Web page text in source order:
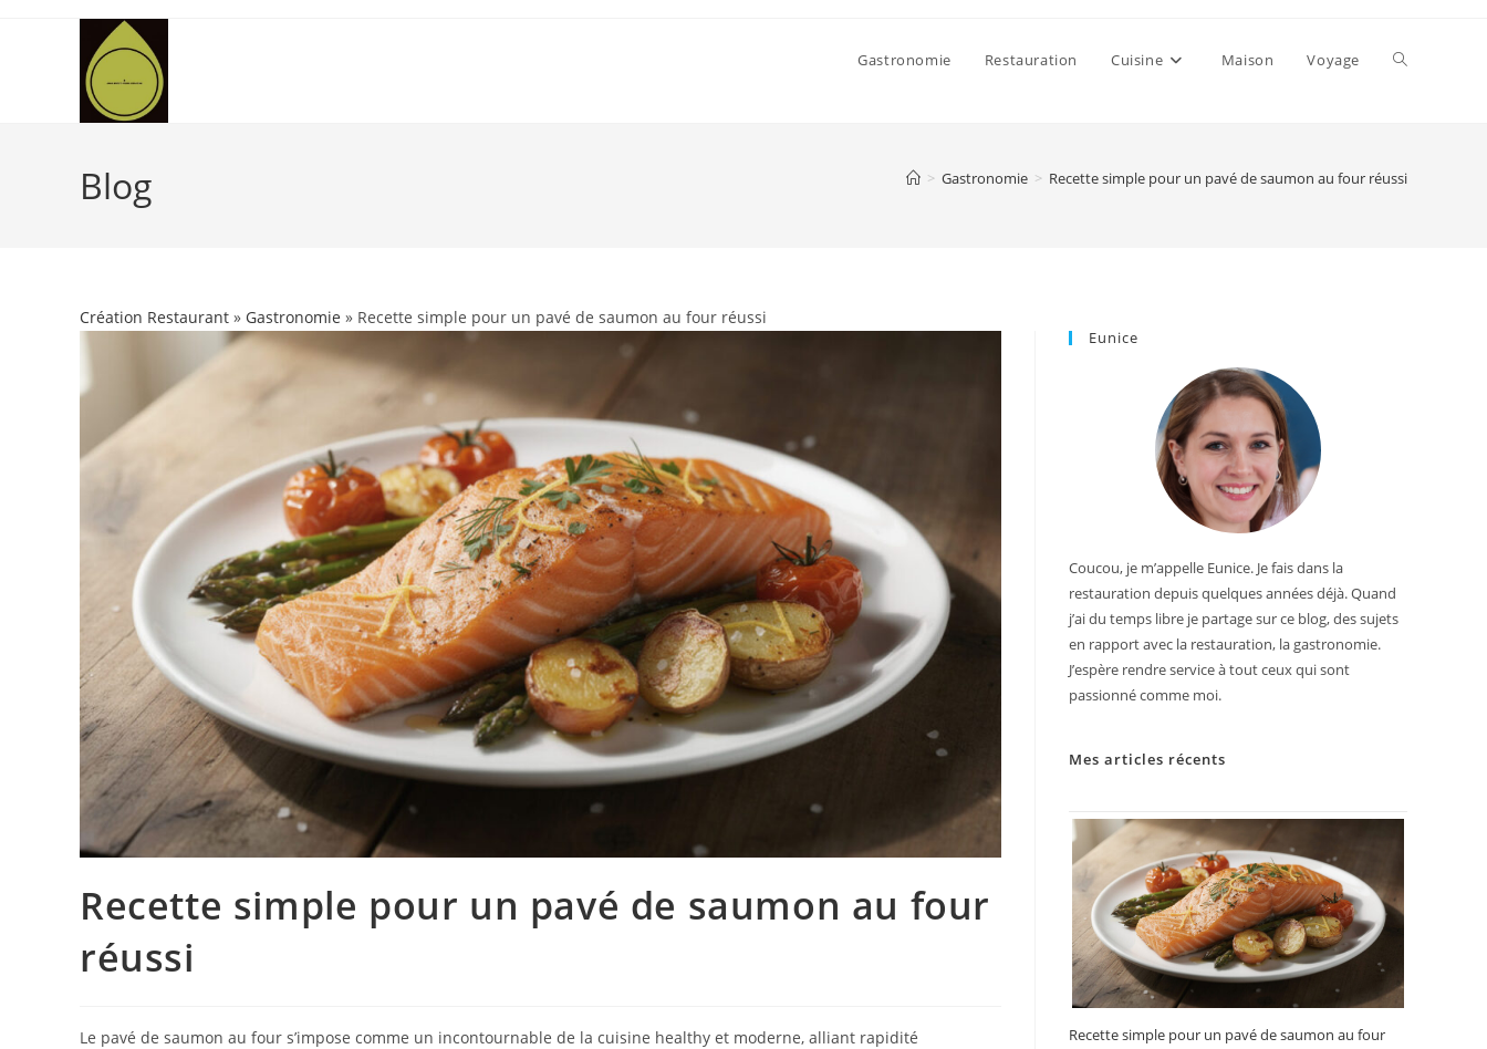
Gastronomie Restauration Cuisine Maison Voyage Toggle
Blog > Gastronomie > Recette simple pour un pavé de saumon au four réussi
Création Restaurant » Gastronomie » Recette simple pour un pavé de saumon au four réussi
Recette simple pour un pavé de saumon au four
réussi
Le pavé de saumon au four s’impose comme un incontournable de la cuisine healthy et moderne, alliant rapidité
Eunice
Coucou, je m’appelle Eunice. Je fais dans la
restauration depuis quelques années déjà. Quand
j’ai du temps libre je partage sur ce blog, des sujets
en rapport avec la restauration, la gastronomie.
J’espère rendre service à tout ceux qui sont
passionné comme moi.
Mes articles récents
Recette simple pour un pavé de saumon au four